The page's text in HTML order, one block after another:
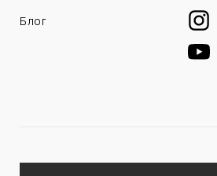
Блог